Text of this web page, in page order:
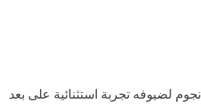
ذو الـ 4 نجوم لضيوفه تجربة استثنائية على بعد